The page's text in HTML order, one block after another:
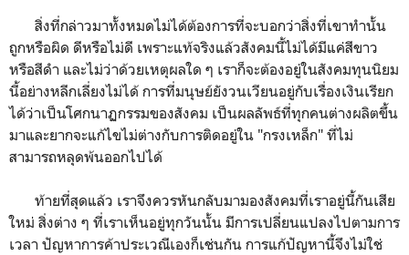
สิ่งที่กล่าวมาทั้งหมดไม่ได้ต้องการที่จะบอกว่าสิ่งที่เขาทำนั้น
ถูกหรือผิด ดีหรือไม่ดี เพราะแท้จริงแล้วสังคมนี้ไม่ได้มีแค่สีขาว
หรือสีดำ และไม่ว่าด้วยเหตุผลใด ๆ เราก็จะต้องอยู่ในสังคมทุนนิยม
นี้อย่างหลีกเลี่ยงไม่ได้ การที่มนุษย์ยังวนเวียนอยู่กับเรื่องเงินเรียก
ได้ว่าเป็นโศกนาฏกรรมของสังคม เป็นผลลัพธ์ที่ทุกคนต่างผลิตขึ้น
มาและยากจะแก้ไขไม่ต่างกับการติดอยู่ใน "กรงเหล็ก" ที่ไม่
สามารถหลุดพ้นออกไปได้
ท้ายที่สุดแล้ว เราจึงควรหันกลับมามองสังคมที่เราอยู่นี้กันเสีย
ใหม่ สิ่งต่าง ๆ ที่เราเห็นอยู่ทุกวันนั้น มีการเปลี่ยนแปลงไปตามการ
เวลา ปัญหาการค้าประเวณีเองก็เช่นกัน การแก้ปัญหานี้จึงไม่ใช่